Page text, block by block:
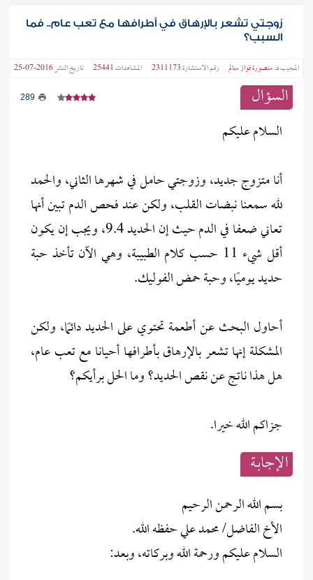
زوجتي تشعر بالإرهاق في أطرافها مع تعب عام.. فما
السبب؟
المجيبد. منصورة فواز سالم رقم الاستشارة2311173 المشاهدات25441 تاريخ النشر2016-07-25
السؤال 289
السلام عليكم
أنا متزوج جديد، وزوجتي حامل في شهرها الثاني، والحمد
لله سمعنا نبضات القلب، ولكن عند فحص الدم تبين أنها
تعاني ضعفا في الدم حيث إن الحديد 9.4، ويجب إن يكون
أقل شيء 11 حسب كلام الطبيبة، وهي الآن تأخذ حبة
حديد يوميًا، وحبة حمض الفوليك.
أحاول البحث عن أطعمة تحتوي على الحديد دائمًا، ولكن
المشكلة إنها تشعر بالإرهاق بأطرافها أحيانا مع تعب عام،
هل هذا ناتج عن نقص الحديد؟ وما الحل برأيكم؟
جزاكم الله خيرا.
الإجابــة
بسم الله الرحمن الرحيم
الأخ الفاضل/ محمد علي حفظه الله.
السلام عليكم ورحمة الله وبركاته، وبعد: